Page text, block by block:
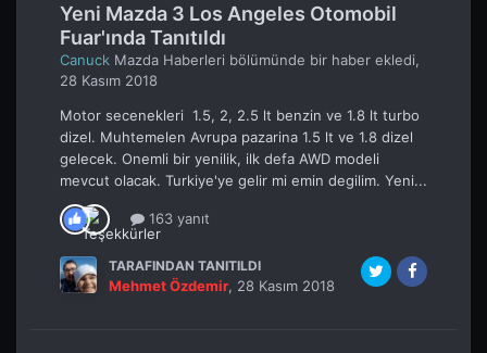
Yeni Mazda 3 Los Angeles Otomobil
Fuar'ında Tanıtıldı
Canuck Mazda Haberleri bölümünde bir haber ekledi,
28 Kasım 2018
Motor secenekleri 1.5, 2, 2.5 lt benzin ve 1.8 lt turbo
dizel. Muhtemelen Avrupa pazarina 1.5 lt ve 1.8 dizel
gelecek. Onemli bir yenilik, ilk defa AWD modeli
mevcut olacak. Turkiye'ye gelir mi emin degilim. Yeni...
163 yanıt
TARAFINDAN TANITILDI
Mehmet Özdemir, 28 Kasım 2018